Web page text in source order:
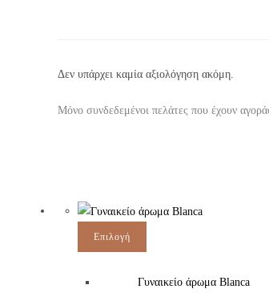
Δεν υπάρχει καμία αξιολόγηση ακόμη.
Μόνο συνδεδεμένοι πελάτες που έχουν
Επιλογή
Γυναικείο άρωμα Blanca